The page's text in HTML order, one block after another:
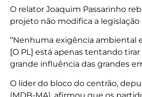
O relator Joaquim Passarinho
projeto não modifica a
“Nenhuma exigência ambiental
[O PL] está apenas tentando
grande influência das grandes
O líder do bloco do centrão,